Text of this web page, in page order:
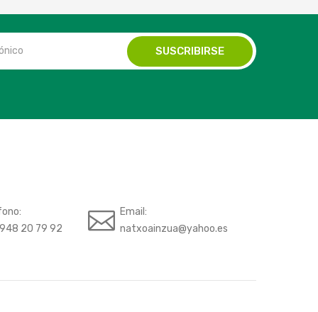
20 79 92
Email:
natxoainzua@yahoo.es